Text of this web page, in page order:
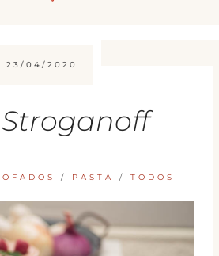
23/04/2020
/ PASTA / TODOS